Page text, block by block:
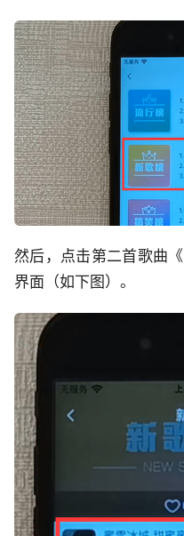
然后，点击第二首歌曲
界面（如下图）。